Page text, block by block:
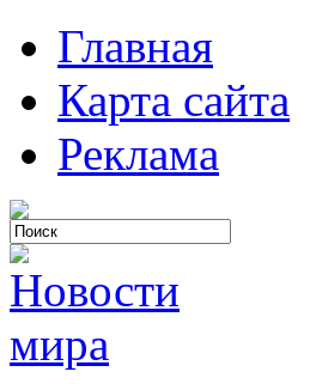
Главная
Карта сайта
Реклама